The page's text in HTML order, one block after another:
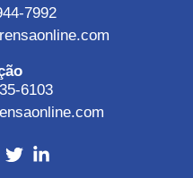
7992
6103